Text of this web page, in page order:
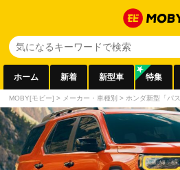
ホーム 新着 新型車 特集
MOBY[モビー] > メーカー・車種別 > ホンダ新型「パ